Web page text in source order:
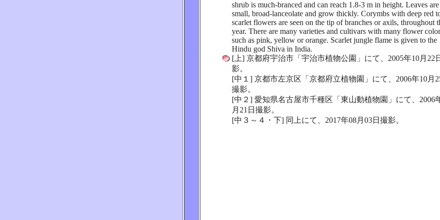
shrub is much-branced and can reach 1.8-3 m in height. Leaves are
small, broad-lanceolate and grow thickly. Corymbs with deep red
scarlet flowers are seen on the tip of branches or axils, throughout
year. There are many varieties and cultivars with many flower
such as pink, yellow or orange. Scarlet jungle flame is given to the
Hindu god Shiva in India.
[上] 京都府宇治市「宇治市植物公園」にて、2005年10月22
影。
[中１] 京都市左京区「京都府立植物園」にて、2006年10月
撮影。
[中２] 愛知県名古屋市千種区「東山動植物園」にて、2006
月21日撮影。
[中３～４・下] 同上にて、2017年08月03日撮影。